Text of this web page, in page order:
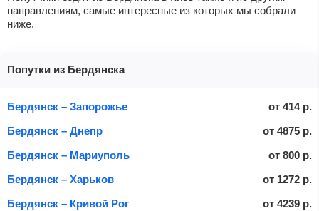
направлениям, самые интересные из которых мы собрали
ниже.
Попутки из Бердянска
Бердянск – Запорожье от 414 р.
Бердянск – Днепр
от 4875 р.
Бердянск – Мариуполь
от 800 р.
Бердянск – Харьков
от 1272 р.
Бердянск – Кривой Рог
от 4239 р.